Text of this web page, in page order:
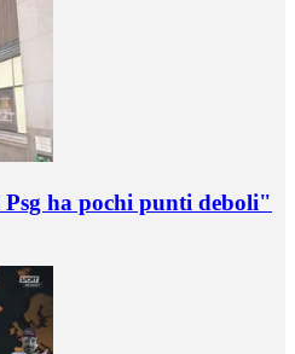
ha pochi punti deboli"